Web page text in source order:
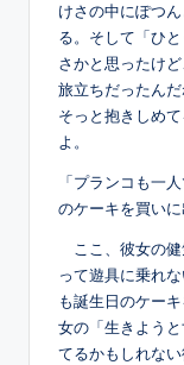
けさの中にぽつ
る。そして「ひ
さかと思ったけ
旅立ちだったん
そっと抱きしめ
よ。
「プランコも一
のケーキを買いに
ここ、彼女の健
って遊具に乗れ
も誕生日のケー
女の「生きよう
てるかもしれな